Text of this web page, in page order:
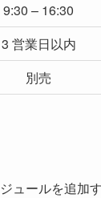
9:30 – 16:30
3 営業日以内
別売
ュールを追加